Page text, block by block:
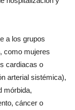
a los grupos
como mujeres
cardiacas o
arterial sistémica),
mórbida,
cáncer o